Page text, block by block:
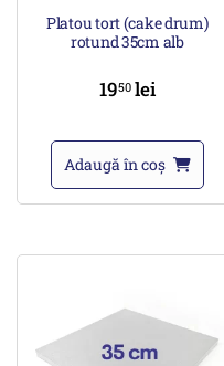
Platou tort (cake drum)
rotund 35cm alb
1950 lei
Adaugă în coș